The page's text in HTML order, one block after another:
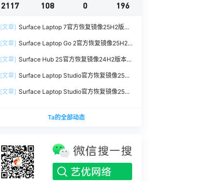
2117 108 0 196
[文章] Surface Laptop 7官方恢复镜像25H2版本
254.zip网盘下载
[文章] Surface Laptop Go 2官方恢复镜像25H2
SurfaceLaptopGo2_BMR_42032_2026.507.118
98505.zip网盘下载
[文章] Surface Hub 2S官方恢复镜像24H2版本
7.zip网盘下载
[文章] Surface Laptop Studio官方恢复镜像25H2
SurfaceLaptopStudio_BMR_42032_2026.402.1
[文章] Surface Laptop Studio官方恢复镜像25H2
SurfaceLaptopStudio_BMR_12010_2026.402.11
740375.zip网盘下载
Ta的全部动态